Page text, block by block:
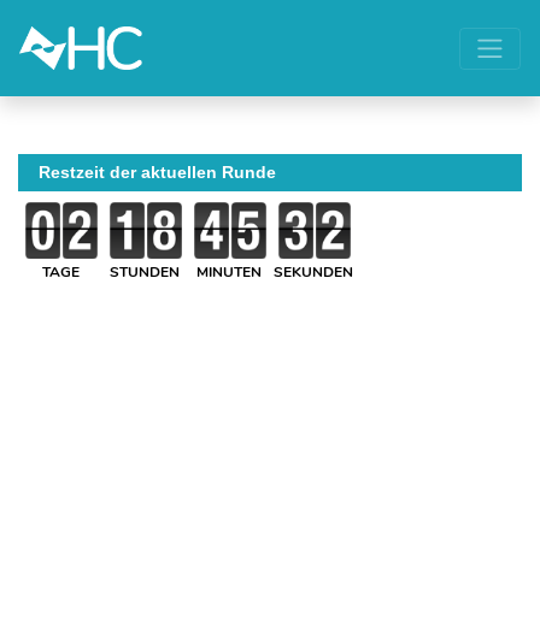
Restzeit der aktuellen Runde
TAGE STUNDEN MINUTEN SEKUNDEN